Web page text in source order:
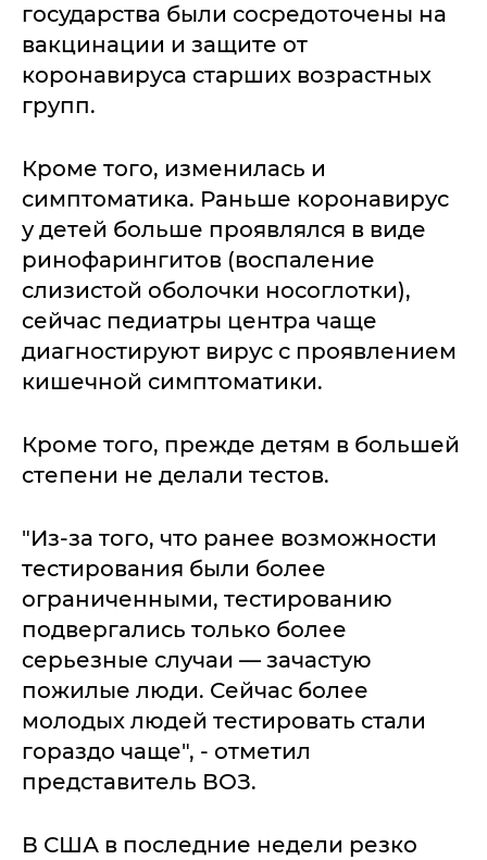
государства были сосредоточены на
вакцинации и защите от
коронавируса старших возрастных
групп.
Кроме того, изменилась и
симптоматика. Раньше коронавирус
у детей больше проявлялся в виде
ринофарингитов (воспаление
слизистой оболочки носоглотки),
сейчас педиатры центра чаще
диагностируют вирус с проявлением
кишечной симптоматики.
Кроме того, прежде детям в большей
степени не делали тестов.
"Из-за того, что ранее возможности
тестирования были более
ограниченными, тестированию
подвергались только более
серьезные случаи — зачастую
пожилые люди. Сейчас более
молодых людей тестировать стали
гораздо чаще", - отметил
представитель ВОЗ.
В США в последние недели резко